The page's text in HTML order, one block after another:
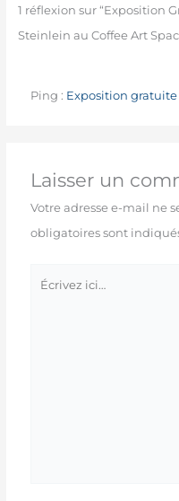
1 réflexion sur “Exposition
Steinlein au Coffee Art
Ping : Exposition gratuite
Laisser un
Votre adresse e-mail ne
obligatoires sont